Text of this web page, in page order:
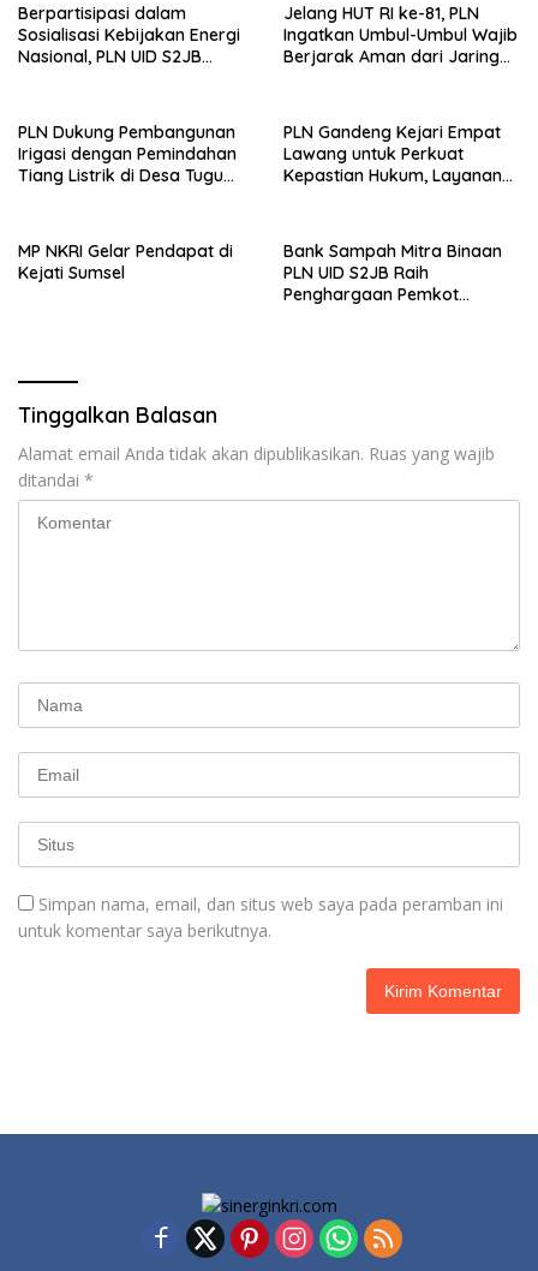
Berpartisipasi dalam
Sosialisasi Kebijakan Energi
Nasional, PLN UID S2JB
Jelang HUT RI ke-81, PLN
Ingatkan Umbul-Umbul Wajib
Berjarak Aman dari Jaringan
PLN Dukung Pembangunan
Irigasi dengan Pemindahan
Tiang Listrik di Desa Tugu
PLN Gandeng Kejari Empat
Lawang untuk Perkuat
Kepastian Hukum, Layanan
‎MP NKRI Gelar Pendapat di
Kejati Sumsel
Bank Sampah Mitra Binaan
PLN UID S2JB Raih
Penghargaan Pemkot
Tinggalkan Balasan
Alamat email Anda tidak akan dipublikasikan. Ruas yang wajib
ditandai *
Simpan nama, email, dan situs web saya pada peramban ini
untuk komentar saya berikutnya.